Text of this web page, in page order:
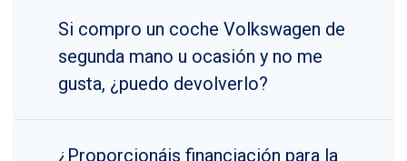
Si compro un coche Volkswagen de
segunda mano u ocasión y no me
gusta, ¿puedo devolverlo?
¿Proporcionáis financiación para la